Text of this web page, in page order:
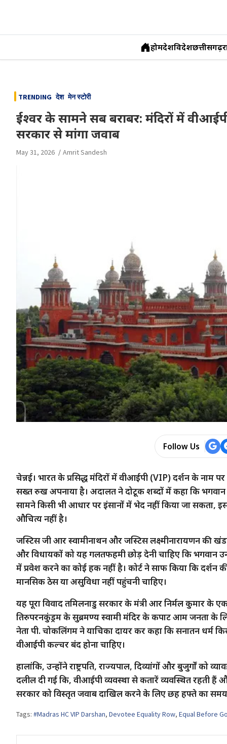
content
होमदेशविदेशछत्तीसगढ़
TRENDING देश मेन स्टोरी
ईश्वर के सामने सब बराबर: मंदिरों में
सरकार से मांगा जवाब
May 31, 2026 Amrit Sandesh
Follow Us
चेन्नई। भारत के प्रसिद्ध मंदिरों में वीआईपी (VIP) दर्शन के नाम
सख्त रुख अपनाया है। अदालत ने दोटूक शब्दों में कहा कि
सामने किसी भी आधार पर इंसानों में भेद नहीं किया जा सकता,
औचित्य नहीं है।
जस्टिस जी आर स्वामीनाथन और जस्टिस लक्ष्मीनारायणन की
और विधायकों को यह गलतफहमी छोड़ देनी चाहिए कि
में प्रवेश करने का कोई हक नहीं है। कोर्ट ने साफ किया कि दर्शन
मानसिक ठेस या असुविधा नहीं पहुंचनी चाहिए।
यह पूरा विवाद तमिलनाडु सरकार के मंत्री आर निर्मल कुमार
तिरुपरनकुंड्रम के सुब्रमण्य स्वामी मंदिर के कपाट आम जनता के
नेता पी. चोकलिंगम ने याचिका दायर कर कहा कि सनातन धर्म
वीआईपी कल्चर बंद होना चाहिए।
हालांकि, उन्होंने राष्ट्रपति, राज्यपाल, दिव्यांगों और बुजुर्गों
दलील दी गई कि, वीआईपी व्यवस्था से कतारें व्यवस्थित रहती हैं
सरकार को विस्तृत जवाब दाखिल करने के लिए छह हफ्ते का समय
Tags: #Madras HC VIP Darshan, Devotee Equality Row, Equal Before